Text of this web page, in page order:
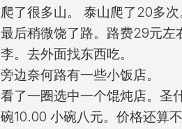
爬了很多山。 泰山爬了20多次
最后稍微饶了路。路费29元左
李。去外面找东西吃。
旁边奈何路有一些小饭店。
看了一圈选中一个馄炖店。圣
碗10.00 小碗八元。价格还算